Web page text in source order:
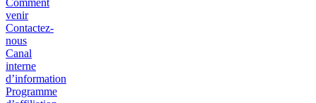
Comment
venir
Contactez-
nous
Canal
interne
d’information
Programme